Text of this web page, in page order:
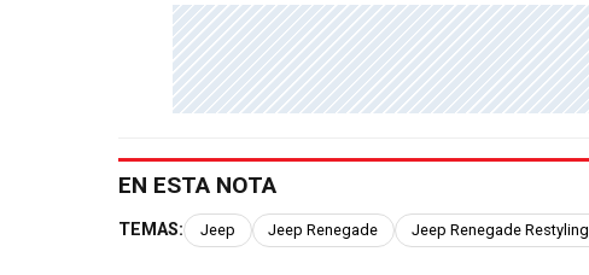
EN ESTA NOTA
TEMAS: Jeep Jeep Renegade Jeep Renegade Restyling